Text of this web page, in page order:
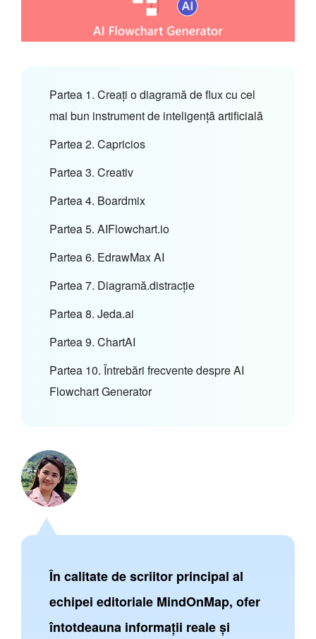
Partea 1. Creați o diagramă de flux cu cel
mai bun instrument de inteligență artificială
Partea 2. Capricios
Partea 3. Creativ
Partea 4. Boardmix
Partea 5. AIFlowchart.io
Partea 6. EdrawMax AI
Partea 7. Diagramă.distracție
Partea 8. Jeda.ai
Partea 9. ChartAI
Partea 10. Întrebări frecvente despre AI
Flowchart Generator
În calitate de scriitor principal al
echipei editoriale MindOnMap, ofer
întotdeauna informații reale și